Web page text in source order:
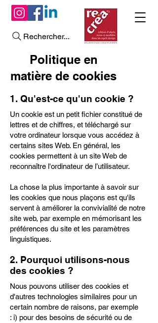
Rechercher...
Politique en
matière de cookies
1. Qu'est-ce qu'un cookie ?
Un cookie est un petit fichier constitué de
lettres et de chiffres, et téléchargé sur
votre ordinateur lorsque vous accédez à
certains sites Web. En général, les
cookies permettent à un site Web de
reconnaître l'ordinateur de l’utilisateur.
La chose la plus importante à savoir sur
les cookies que nous plaçons est qu'ils
servent à améliorer la convivialité de notre
site web, par exemple en mémorisant les
préférences du site et les paramètres
linguistiques.
2. Pourquoi utilisons-nous
des cookies ?
Nous pouvons utiliser des cookies et
d'autres technologies similaires pour un
certain nombre de raisons, par exemple
: i) pour des besoins de sécurité ou de